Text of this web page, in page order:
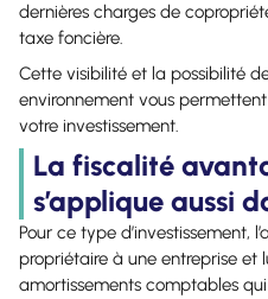
dernières charges de
taxe foncière.
Cette visibilité et la possibilité
environnement vous
votre investissement.
La fiscalité
s’applique aussi
Pour ce type d’investissement,
propriétaire à une entreprise
amortissements comptables